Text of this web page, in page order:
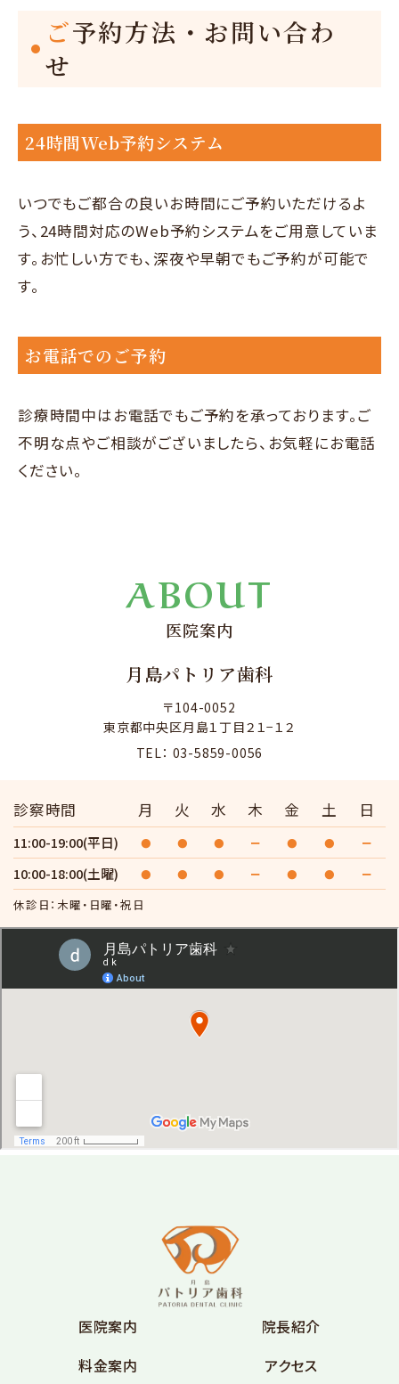
ご予約方法・お問い合わ
せ
24時間Web予約システム
いつでもご都合の良いお時間にご予約いただけるよ
う、24時間対応のWeb予約システムをご用意していま
す。お忙しい方でも、深夜や早朝でもご予約が可能で
す。
お電話でのご予約
診療時間中はお電話でもご予約を承っております。ご
不明な点やご相談がございましたら、お気軽にお電話
ください。
ABOUT
医院案内
月島パトリア歯科
〒104-0052
東京都中央区月島１丁目２１−１２
TEL： 03-5859-0056
診察時間 月 火 水 木 金 土 日
11:00-19:00(平日) ● ● ● ー ● ● ー
10:00-18:00(土曜) ● ● ● ー ● ● ー
休診日：木曜・日曜・祝日
医院案内
院長紹介
料金案内
アクセス